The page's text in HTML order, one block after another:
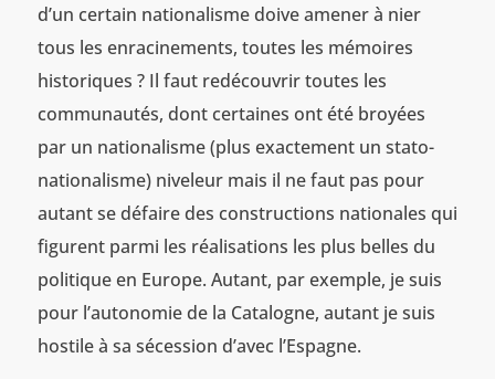
d’un certain nationalisme doive amener à nier
tous les enracinements, toutes les mémoires
historiques ? Il faut redécouvrir toutes les
communautés, dont certaines ont été broyées
par un nationalisme (plus exactement un stato-
nationalisme) niveleur mais il ne faut pas pour
autant se défaire des constructions nationales qui
figurent parmi les réalisations les plus belles du
politique en Europe. Autant, par exemple, je suis
pour l’autonomie de la Catalogne, autant je suis
hostile à sa sécession d’avec l’Espagne.